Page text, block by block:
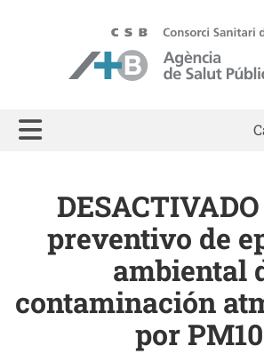
preventivo de
ambiental
contaminación
por PM10